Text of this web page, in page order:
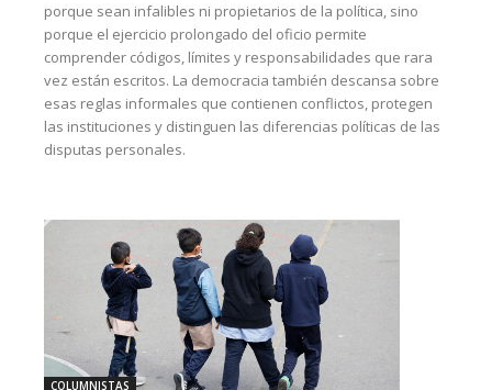
porque sean infalibles ni propietarios de la política, sino
porque el ejercicio prolongado del oficio permite
comprender códigos, límites y responsabilidades que rara
vez están escritos. La democracia también descansa sobre
esas reglas informales que contienen conflictos, protegen
las instituciones y distinguen las diferencias políticas de las
disputas personales.
COLUMNISTAS